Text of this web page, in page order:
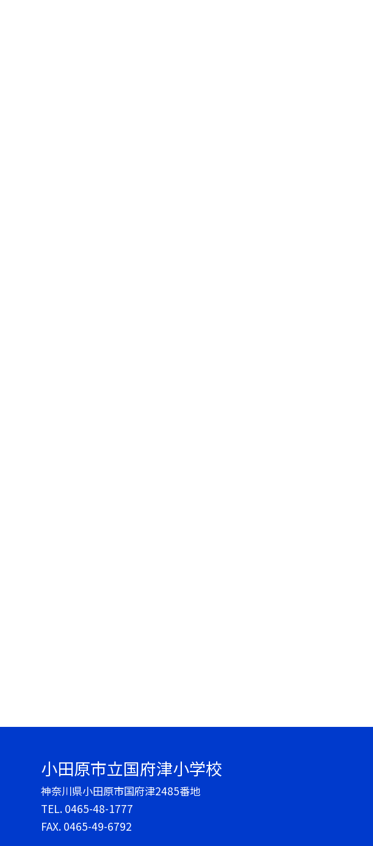
小田原市立国府津小学校
神奈川県小田原市国府津2485番地
TEL. 0465-48-1777
FAX. 0465-49-6792